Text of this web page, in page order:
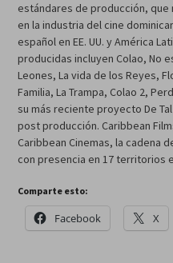
estándares de producción,
en la industria del cine
español en EE. UU. y América
producidas incluyen Colao, No
Leones, La vida de los Reyes,
Familia, La Trampa, Colao 2,
su más reciente proyecto De
post producción. Caribbean
Caribbean Cinemas, la cadena
con presencia en 17 territorios
Comparte esto:
Facebook X